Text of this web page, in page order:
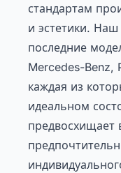
стандартам
и эстетики.
последние
Mercedes-Benz,
каждая из
идеальном
предвосхищает